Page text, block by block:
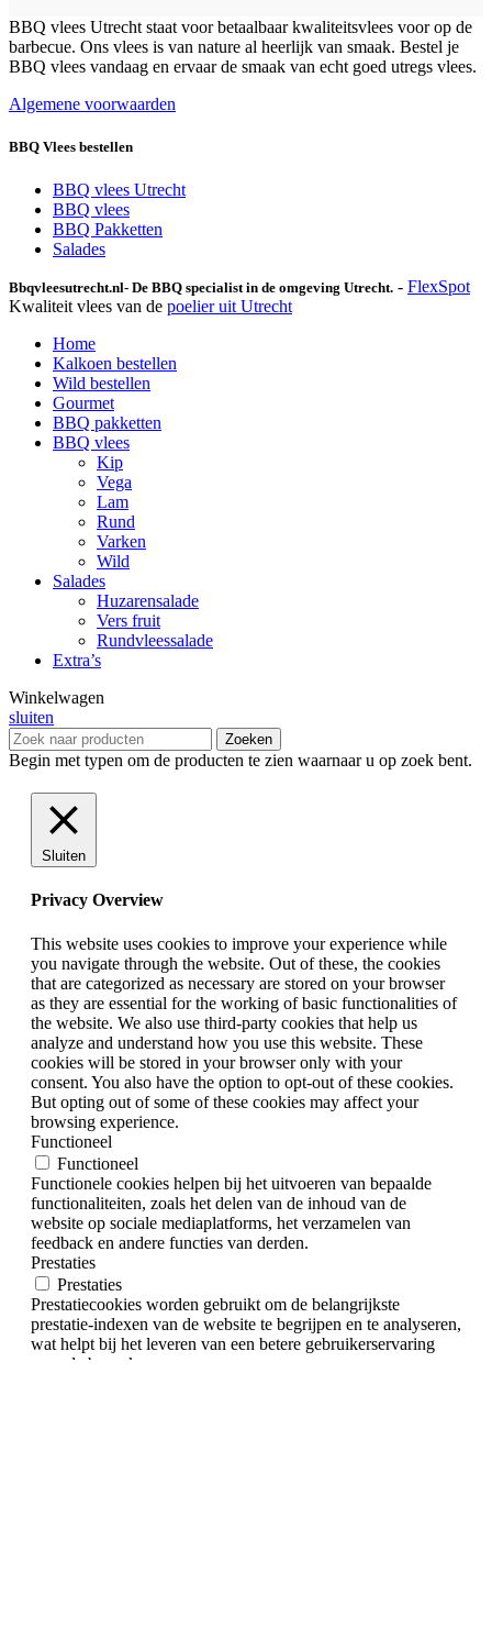
BBQ vlees Utrecht staat voor betaalbaar kwaliteitsvlees voor op de
barbecue. Ons vlees is van nature al heerlijk van smaak. Bestel je
BBQ vlees vandaag en ervaar de smaak van echt goed utregs vlees.
Algemene voorwaarden
BBQ Vlees bestellen
BBQ vlees Utrecht
BBQ vlees
BBQ Pakketten
Salades
Bbqvleesutrecht.nl- De BBQ specialist in de omgeving Utrecht. - FlexSpot
Kwaliteit vlees van de poelier uit Utrecht
Home
Kalkoen bestellen
Wild bestellen
Gourmet
BBQ pakketten
BBQ vlees
Kip
Vega
Lam
Rund
Varken
Wild
Salades
Huzarensalade
Vers fruit
Rundvleessalade
Extra’s
Winkelwagen
sluiten
Zoeken
Begin met typen om de producten te zien waarnaar u op zoek bent.
Sluiten
Privacy Overview
This website uses cookies to improve your experience while
you navigate through the website. Out of these, the cookies
that are categorized as necessary are stored on your browser
as they are essential for the working of basic functionalities of
the website. We also use third-party cookies that help us
analyze and understand how you use this website. These
cookies will be stored in your browser only with your
consent. You also have the option to opt-out of these cookies.
But opting out of some of these cookies may affect your
browsing experience.
Functioneel
Functioneel
Functionele cookies helpen bij het uitvoeren van bepaalde
functionaliteiten, zoals het delen van de inhoud van de
website op sociale mediaplatforms, het verzamelen van
feedback en andere functies van derden.
Prestaties
Prestaties
Prestatiecookies worden gebruikt om de belangrijkste
prestatie-indexen van de website te begrijpen en te analyseren,
wat helpt bij het leveren van een betere gebruikerservaring
voor de bezoekers.